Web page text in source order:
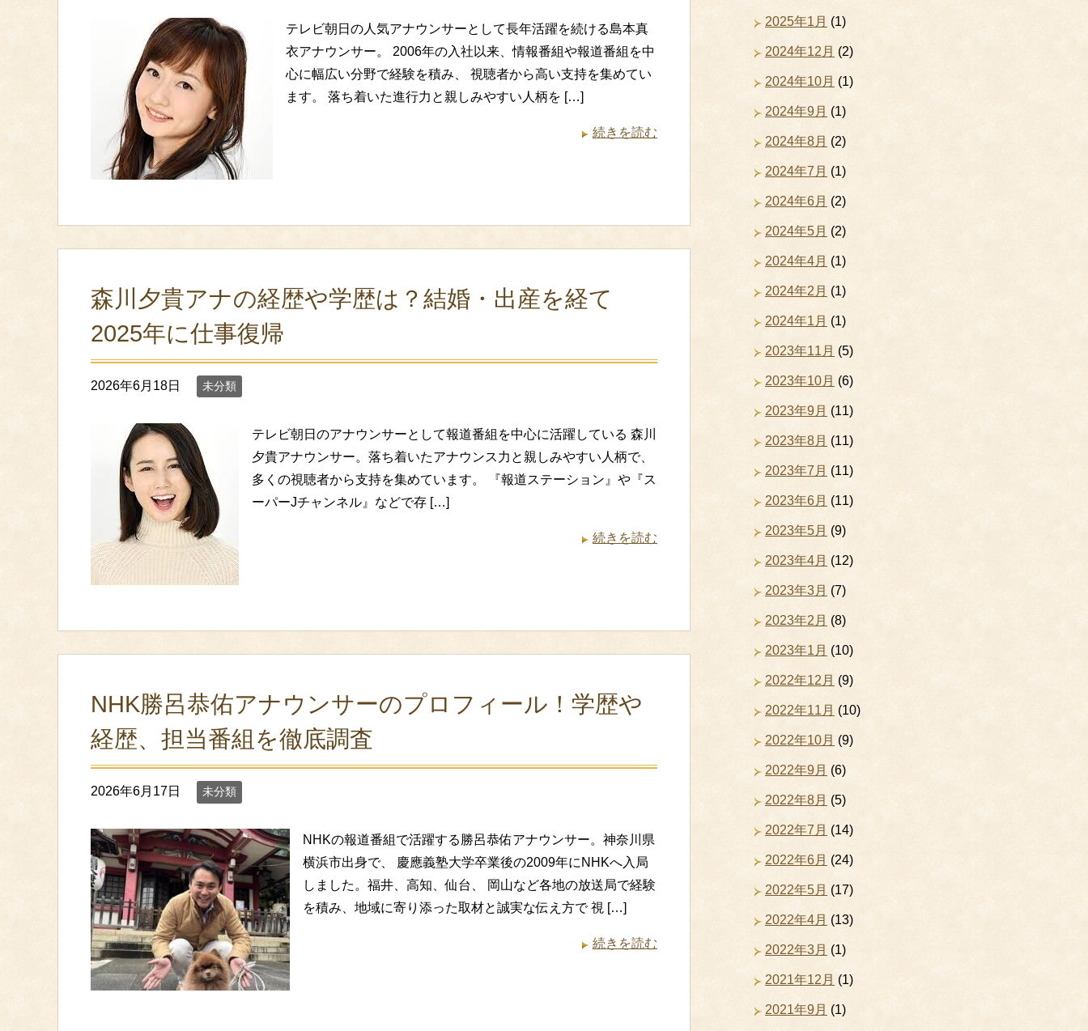
テレビ朝日の人気アナウンサーとして長年活躍を続ける島本真
衣アナウンサー。 2006年の入社以来、情報番組や報道番組を中
心に幅広い分野で経験を積み、 視聴者から高い支持を集めてい
ます。 落ち着いた進行力と親しみやすい人柄を […]
続きを読む
森川夕貴アナの経歴や学歴は？結婚・出産を経て
2025年に仕事復帰
2026年6月18日 未分類
テレビ朝日のアナウンサーとして報道番組を中心に活躍している 森川
夕貴アナウンサー。落ち着いたアナウンス力と親しみやすい人柄で、
多くの視聴者から支持を集めています。 『報道ステーション』や『ス
ーパーJチャンネル』などで存 […]
続きを読む
NHK勝呂恭佑アナウンサーのプロフィール！学歴や
経歴、担当番組を徹底調査
2026年6月17日 未分類
NHKの報道番組で活躍する勝呂恭佑アナウンサー。神奈川県
横浜市出身で、 慶應義塾大学卒業後の2009年にNHKへ入局
しました。福井、高知、仙台、 岡山など各地の放送局で経験
を積み、地域に寄り添った取材と誠実な伝え方で 視 […]
続きを読む
2025年1月 (1)
2024年12月 (2)
2024年10月 (1)
2024年9月 (1)
2024年8月 (2)
2024年7月 (1)
2024年6月 (2)
2024年5月 (2)
2024年4月 (1)
2024年2月 (1)
2024年1月 (1)
2023年11月 (5)
2023年10月 (6)
2023年9月 (11)
2023年8月 (11)
2023年7月 (11)
2023年6月 (11)
2023年5月 (9)
2023年4月 (12)
2023年3月 (7)
2023年2月 (8)
2023年1月 (10)
2022年12月 (9)
2022年11月 (10)
2022年10月 (9)
2022年9月 (6)
2022年8月 (5)
2022年7月 (14)
2022年6月 (24)
2022年5月 (17)
2022年4月 (13)
2022年3月 (1)
2021年12月 (1)
2021年9月 (1)